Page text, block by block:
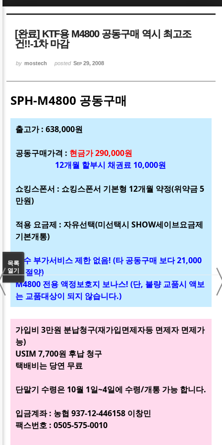
[완료] KTF용 M4800 공동구매 역시 최고조
건!!-1차 마감
by mostech posted Sep 29, 2008
SPH-M4800 공동구매
출고가 : 638,000원
공동구매가격 : 현금가 290,000원
12개월 할부시 채권료 10,000원
쇼킹스폰서 : 쇼킹스폰서 기본형 12개월 약정(위약금 5
만원)
적용 요금제 : 자유선택(미선택시 SHOW세이브요금제
기본개통)
필수 부가서비스 제한 없음! (타 공동구매 보다 21,000
원 절약)
M4800 전용 액정보호지 보나스! (단, 불량 교품시 액보
는 교품대상이 되지 않습니다.)
가입비 3만원 분납청구(재가입면제자등 면제자 면제가
능)
USIM 7,700원 후납 청구
택배비는 당연 무료
단말기 수령은 10월 1일~4일에 수령/개통 가능 합니다.
입금계좌 : 농협 937-12-446158 이창민
팩스번호 : 0505-575-0010
목록
열기
Sketchbook5, 스케치북5
Sketchbook5, 스케치북5
Sketchbook5, 스케치북5
Sketchbook5, 스케치북5